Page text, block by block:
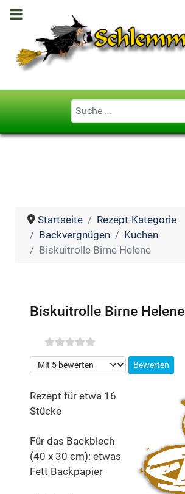
Geben Sie ...
Startseite
Rezept-Kategorie
Backvergnügen
Kuchen
Biskuitrolle Birne Helene
Biskuitrolle Birne Helene
Bitte bewerten
Rezept für etwa 16
Stücke
Für das Backblech
(40 x 30 cm): etwas
Fett Backpapier